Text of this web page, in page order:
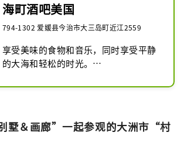
海町酒吧美国
794-1302 爱媛县今治市大三岛町近江2559
享受美味的食物和音乐，同时享受平静
的大海和轻松的时光。
・晚上的酒精饮料和法式小吃
墅＆画廊”一起参观的大洲市“村